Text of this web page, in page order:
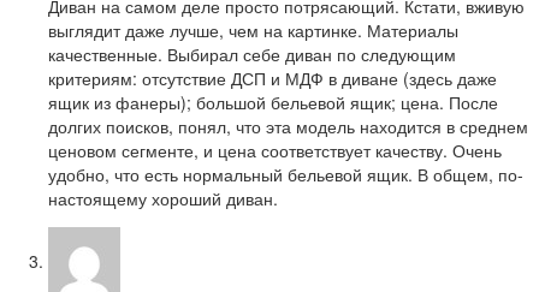
Диван на самом деле просто потрясающий. Кстати, вживую
выглядит даже лучше, чем на картинке. Материалы
качественные. Выбирал себе диван по следующим
критериям: отсутствие ДСП и МДФ в диване (здесь даже
ящик из фанеры); большой бельевой ящик; цена. После
долгих поисков, понял, что эта модель находится в среднем
ценовом сегменте, и цена соответствует качеству. Очень
удобно, что есть нормальный бельевой ящик. В общем, по-
настоящему хороший диван.